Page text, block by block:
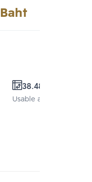
38.48 Sq.m.
Usable area